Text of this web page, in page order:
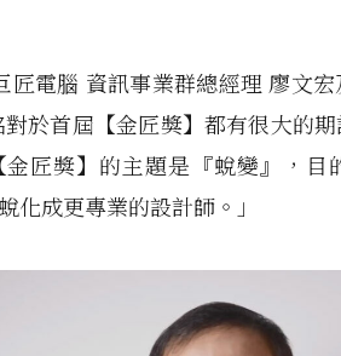
電腦 資訊事業群總經理 廖文宏
於首屆【金匠獎】都有很大的
匠獎】的主題是『蛻變』，目
化成更專業的設計師。」